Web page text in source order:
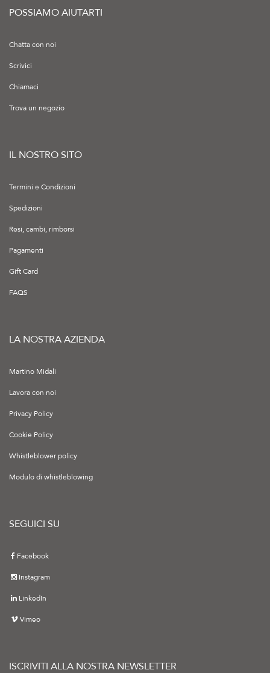
POSSIAMO AIUTARTI
Chatta con noi
Scrivici
Chiamaci
Trova un negozio
IL NOSTRO SITO
Termini e Condizioni
Spedizioni
Resi, cambi, rimborsi
Pagamenti
Gift Card
FAQS
LA NOSTRA AZIENDA
Martino Midali
Lavora con noi
Privacy Policy
Cookie Policy
Whistleblower policy
Modulo di whistleblowing
SEGUICI SU
Facebook
Instagram
LinkedIn
Vimeo
ISCRIVITI ALLA NOSTRA NEWSLETTER